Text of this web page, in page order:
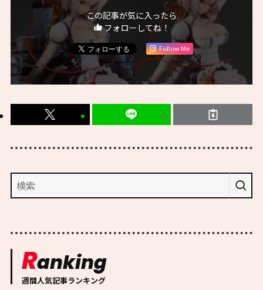
この記事が気に入ったら
フォローしてね！
Follow Me
Ranking
週間人気記事ランキング